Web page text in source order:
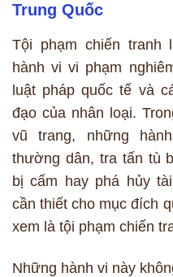
Trung Quốc
Tội phạm chiến tranh
hành vi vi phạm
luật pháp quốc tế và
đạo của nhân loại.
vũ trang, những
thường dân, tra tấn tù
bị cấm hay phá hủy
cần thiết cho mục đích
xem là tội phạm chiến
Những hành vi này